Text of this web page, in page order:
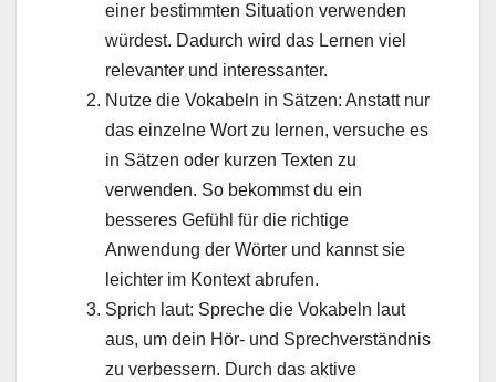
einer bestimmten Situation verwenden
würdest. Dadurch wird das Lernen viel
relevanter und interessanter.
Nutze die Vokabeln in Sätzen: Anstatt nur
das einzelne Wort zu lernen, versuche es
in Sätzen oder kurzen Texten zu
verwenden. So bekommst du ein
besseres Gefühl für die richtige
Anwendung der Wörter und kannst sie
leichter im Kontext abrufen.
Sprich laut: Spreche die Vokabeln laut
aus, um dein Hör- und Sprechverständnis
zu verbessern. Durch das aktive